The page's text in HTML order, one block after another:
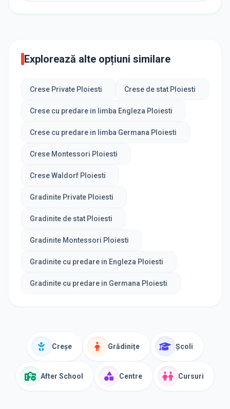
Explorează alte opțiuni similare
Crese Private Ploiesti Crese de stat Ploiesti
Crese cu predare in limba Engleza Ploiesti
Crese cu predare in limba Germana Ploiesti
Crese Montessori Ploiesti
Crese Waldorf Ploiesti
Gradinite Private Ploiesti
Gradinite de stat Ploiesti
Gradinite Montessori Ploiesti
Gradinite cu predare in Engleza Ploiesti
Gradinite cu predare in Germana Ploiesti
Creșe Grădinițe Școli
After School Centre Cursuri